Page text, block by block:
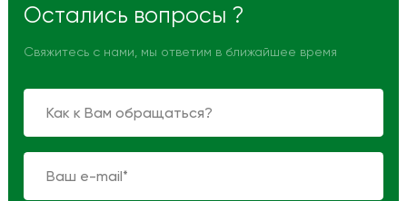
Остались вопросы ?
Свяжитесь с нами, мы ответим в ближайшее время